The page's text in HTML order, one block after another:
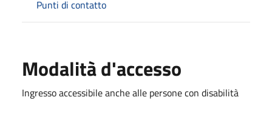
Punti di contatto
Modalità d'accesso
Ingresso accessibile anche alle persone con disabilità